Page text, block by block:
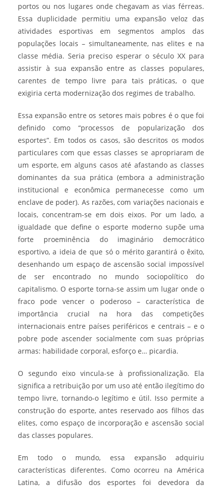
portos ou nos lugares onde chegavam as vias férreas.
Essa duplicidade permitiu uma expansão veloz das
atividades esportivas em segmentos amplos das
populações locais – simultaneamente, nas elites e na
classe média. Seria preciso esperar o século XX para
assistir à sua expansão entre as classes populares,
carentes de tempo livre para tais práticas, o que
exigiria certa modernização dos regimes de trabalho.
Essa expansão entre os setores mais pobres é o que foi
definido como “processos de popularização dos
esportes”. Em todos os casos, são descritos os modos
particulares com que essas classes se apropriaram de
um esporte, em alguns casos até afastando as classes
dominantes da sua prática (embora a administração
institucional e econômica permanecesse como um
enclave de poder). As razões, com variações nacionais e
locais, concentram-se em dois eixos. Por um lado, a
igualdade que define o esporte moderno supõe uma
forte proeminência do imaginário democrático
esportivo, a ideia de que só o mérito garantirá o êxito,
desenhando um espaço de ascensão social impossível
de ser encontrado no mundo sociopolítico do
capitalismo. O esporte torna-se assim um lugar onde o
fraco pode vencer o poderoso – característica de
importância crucial na hora das competições
internacionais entre países periféricos e centrais – e o
pobre pode ascender socialmente com suas próprias
armas: habilidade corporal, esforço e… picardia.
O segundo eixo vincula-se à profissionalização. Ela
significa a retribuição por um uso até então ilegítimo do
tempo livre, tornando-o legítimo e útil. Isso permite a
construção do esporte, antes reservado aos filhos das
elites, como espaço de incorporação e ascensão social
das classes populares.
Em todo o mundo, essa expansão adquiriu
características diferentes. Como ocorreu na América
Latina, a difusão dos esportes foi devedora da